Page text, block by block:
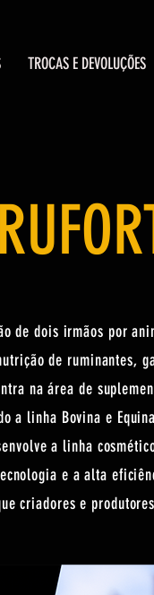
TROCAS E DEVOLUÇÕES
de dois irmãos por
de ruminantes,
na área de
a linha Bovina e
a linha
e a alta
criadores e